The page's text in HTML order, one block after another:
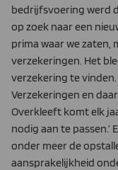
bedrijfsvoe­ring werd
op zoek naar een
prima waar we zaten,
verzekeringen. Het
verzekering te
Verzekeringen en
Overkleeft komt elk
nodig aan te
onder meer de
aansprakelijkheid